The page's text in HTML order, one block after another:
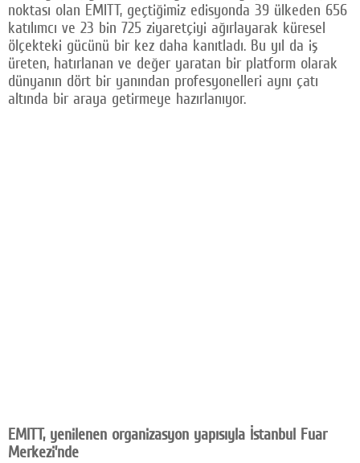
noktası olan EMITT, geçtiğimiz edisyonda 39 ülkeden 656
katılımcı ve 23 bin 725 ziyaretçiyi ağırlayarak küresel
ölçekteki gücünü bir kez daha kanıtladı. Bu yıl da iş
üreten, hatırlanan ve değer yaratan bir platform olarak
dünyanın dört bir yanından profesyonelleri aynı çatı
altında bir araya getirmeye hazırlanıyor.
EMITT, yenilenen organizasyon yapısıyla İstanbul Fuar
Merkezi’nde